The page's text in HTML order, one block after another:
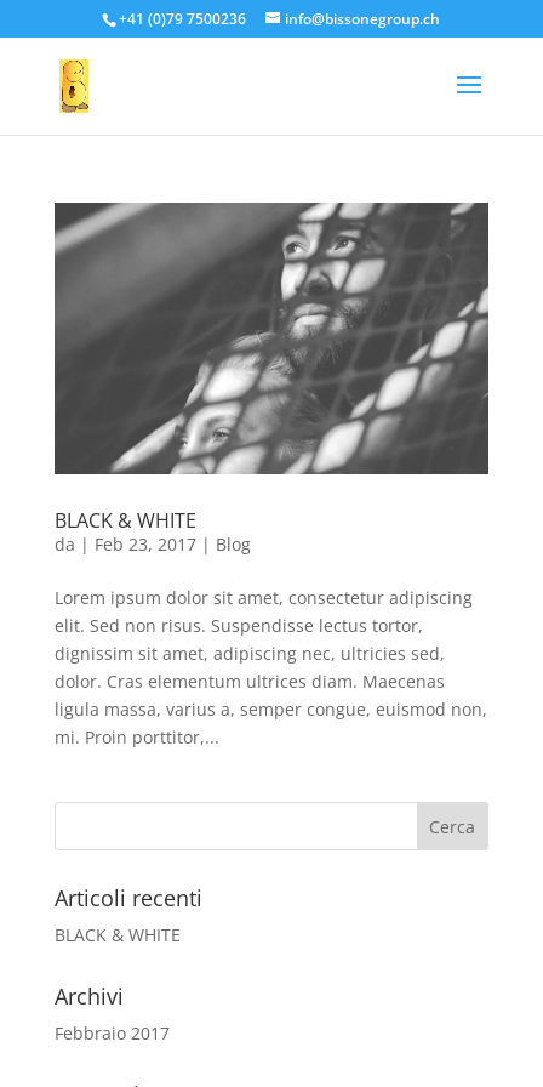
+41 (0)79 7500236 info@bissonegroup.ch
BLACK & WHITE
da | Feb 23, 2017| Blog
Lorem ipsum dolor sit amet, consectetur adipiscing
elit. Sed non risus. Suspendisse lectus tortor,
dignissim sit amet, adipiscing nec, ultricies sed,
dolor. Cras elementum ultrices diam. Maecenas
ligula massa, varius a, semper congue, euismod non,
mi. Proin porttitor,...
Articoli recenti
BLACK & WHITE
Archivi
Febbraio 2017